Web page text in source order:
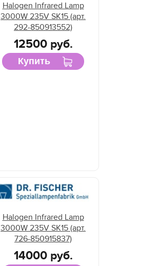
Halogen Infrared Lamp
3000W 235V SK15 (арт.
292-850913552)
12500 руб.
Купить
Halogen Infrared Lamp
3000W 235V SK15 (арт.
726-850915837)
14000 руб.